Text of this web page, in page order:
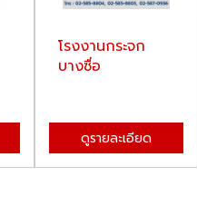
โรงงานกระจก
บางซื่อ
ดูรายละเอียด